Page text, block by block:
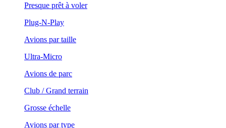
Presque prêt à voler
Plug-N-Play
Avions par taille
Ultra-Micro
Avions de parc
Club / Grand terrain
Grosse échelle
Avions par type